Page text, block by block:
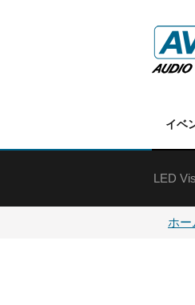
イベ
LED
ホー